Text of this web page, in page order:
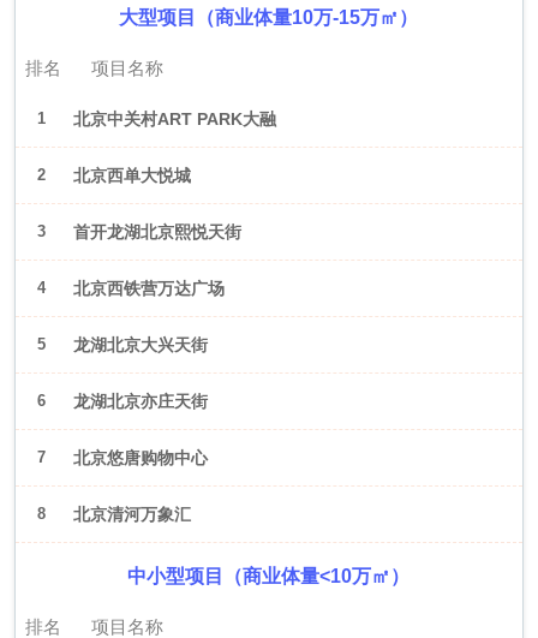
大型项目（商业体量10万-15万㎡）
排名 项目名称
1 北京中关村ART PARK大融
城
2 北京西单大悦城
3 首开龙湖北京熙悦天街
4 北京西铁营万达广场
5 龙湖北京大兴天街
6 龙湖北京亦庄天街
7 北京悠唐购物中心
8 北京清河万象汇
中小型项目（商业体量<10万㎡）
排名 项目名称